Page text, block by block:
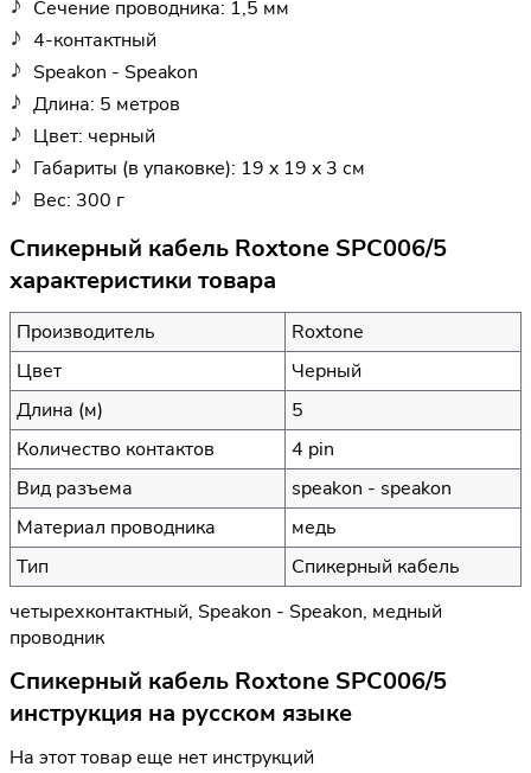
Сечение проводника: 1,5 мм
4-контактный
Speakon - Speakon
Длина: 5 метров
Цвет: черный
Габариты (в упаковке): 19 x 19 x 3 см
Вес: 300 г
Спикерный кабель Roxtone SPC006/5
характеристики товара
Производитель
Roxtone
Цвет
Черный
Длина (м)
5
Количество контактов
4 pin
Вид разъема
speakon - speakon
Материал проводника
медь
Тип
Спикерный кабель
четырехконтактный, Speakon - Speakon, медный
проводник
Спикерный кабель Roxtone SPC006/5
инструкция на русском языке
На этот товар еще нет инструкций